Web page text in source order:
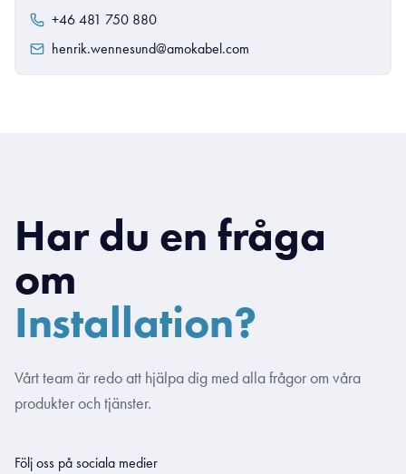
+46 481 750 880
henrik.wennesund@amokabel.com
Har du en fråga
om
Installation?
Vårt team är redo att hjälpa dig med alla frågor om våra
produkter och tjänster.
Följ oss på sociala medier